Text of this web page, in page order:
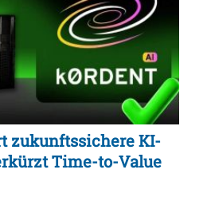
zukunftssichere KI-
Time-to-Value